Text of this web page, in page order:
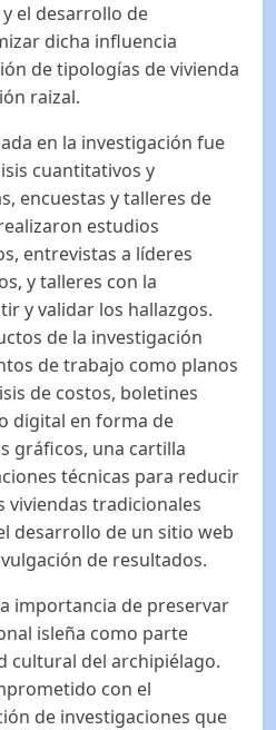
el desarrollo de
dicha influencia
de tipologías de vivienda
raizal.
en la investigación fue
cuantitativos y
encuestas y talleres de
estudios
entrevistas a líderes
y talleres con la
y validar los hallazgos.
de la investigación
de trabajo como planos
de costos, boletines
digital en forma de
gráficos, una cartilla
técnicas para reducir
viviendas tradicionales
desarrollo de un sitio web
de resultados.
importancia de preservar
isleña como parte
cultural del archipiélago.
con el
de investigaciones que